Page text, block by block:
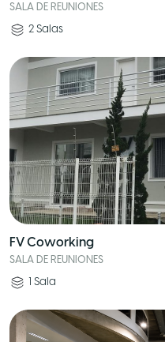
SALA DE REUNIONES
2 Salas
FV Coworking
SALA DE REUNIONES
1 Sala